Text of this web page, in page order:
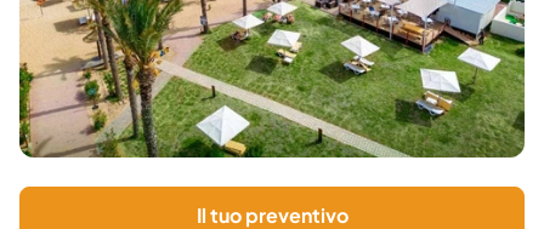
Il tuo preventivo